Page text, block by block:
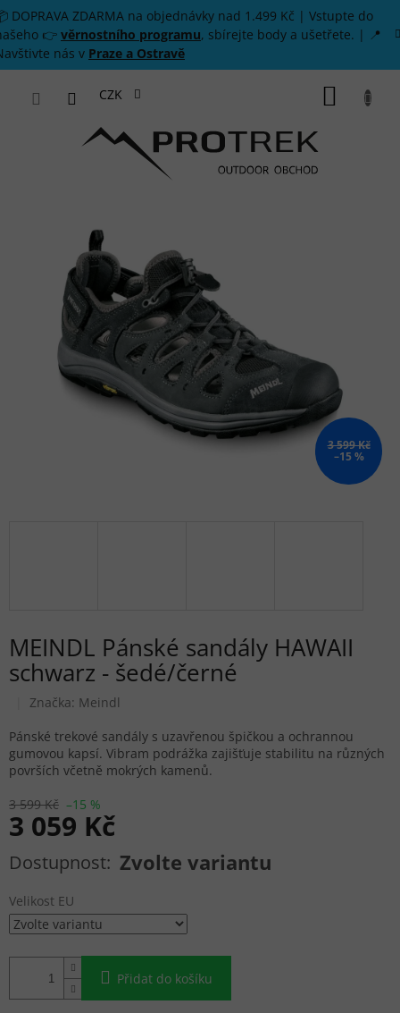
Přejít na obsah
DOPRAVA ZDARMA na objednávky nad 1.499 Kč | Vstupte do
👉 věrnostního programu, sbírejte body a ušetřete. | 📍
nás v Praze a Ostravě
CZK
3 599 Kč
–15 %
MEINDL Pánské sandály HAWAII
schwarz - šedé/černé
Značka: Meindl
3 599 Kč –15 %
3 059 Kč
Měrná cena: Zvolte variantu
Velikost EU
Přidat do košíku
Pánské trekové sandály s uzavřenou špičkou a ochrannou
gumovou kapsí. Vibram podrážka zajišťuje stabilitu na různých
površích včetně mokrých kamenů.